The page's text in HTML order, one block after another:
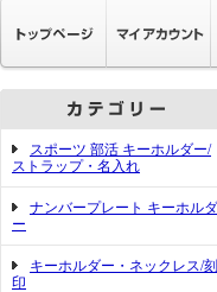
スポーツ 部活 キーホルダー/
ストラップ・名入れ
ナンバープレート キーホルダ
ー
キーホルダー・ネックレス/刻
印